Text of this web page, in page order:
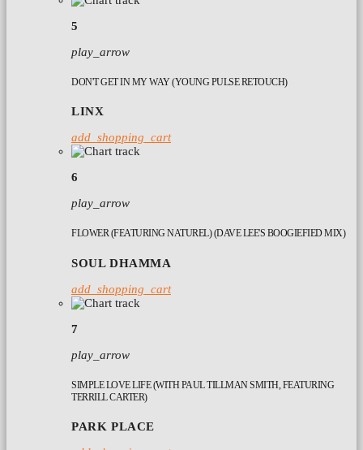
5
play_arrow
DON'T GET IN MY WAY (YOUNG PULSE RETOUCH)
LINX
add_shopping_cart
6
play_arrow
FLOWER (FEATURING NATUREL) (DAVE LEE'S BOOGIEFIED MIX)
SOUL DHAMMA
add_shopping_cart
7
play_arrow
SIMPLE LOVE LIFE (WITH PAUL TILLMAN SMITH, FEATURING
TERRILL CARTER)
PARK PLACE